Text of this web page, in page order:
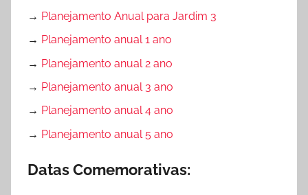
→ Planejamento Anual para Jardim 3
→ Planejamento anual 1 ano
→ Planejamento anual 2 ano
→ Planejamento anual 3 ano
→ Planejamento anual 4 ano
→ Planejamento anual 5 ano
Datas Comemorativas: